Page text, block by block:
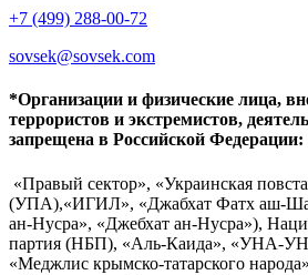
+7 (499) 288-00-72
sovsek@sovsek.com
*Организации и физические лица,
террористов и экстремистов,
запрещена в Российской Федерации:
«Правый сектор», «Украинская
(УПА),«ИГИЛ», «Джабхат Фатх аш-
ан-Нусра», «Джебхат ан-Нусра»),
партия (НБП), «Аль-Каида», «УНА-
«Меджлис крымско-татарского